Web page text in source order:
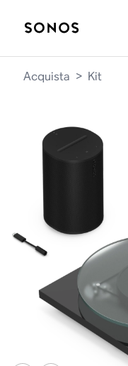
Acquista > Kit